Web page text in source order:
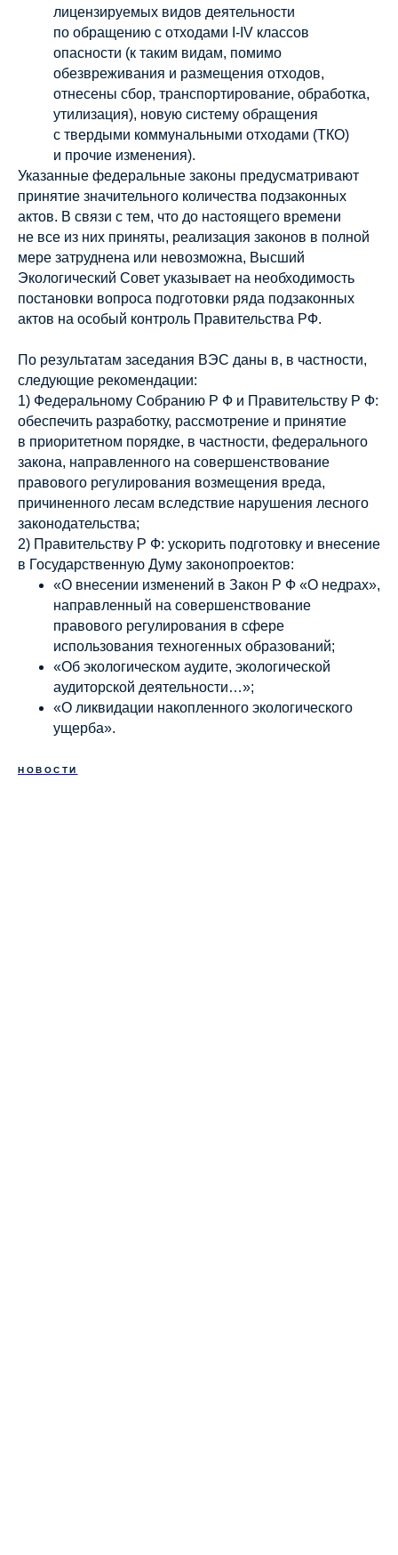
лицензируемых видов деятельности
по обращению с отходами I-IV классов
опасности (к таким видам, помимо
обезвреживания и размещения отходов,
отнесены сбор, транспортирование, обработка,
утилизация), новую систему обращения
с твердыми коммунальными отходами (ТКО)
и прочие изменения).
Указанные федеральные законы предусматривают
принятие значительного количества подзаконных
актов. В связи с тем, что до настоящего времени
не все из них приняты, реализация законов в полной
мере затруднена или невозможна, Высший
Экологический Совет указывает на необходимость
постановки вопроса подготовки ряда подзаконных
актов на особый контроль Правительства РФ.
По результатам заседания ВЭС даны в, в частности,
следующие рекомендации:
1) Федеральному Собранию Р Ф и Правительству Р Ф:
обеспечить разработку, рассмотрение и принятие
в приоритетном порядке, в частности, федерального
закона, направленного на совершенствование
правового регулирования возмещения вреда,
причиненного лесам вследствие нарушения лесного
законодательства;
2) Правительству Р Ф: ускорить подготовку и внесение
в Государственную Думу законопроектов:
«О внесении изменений в Закон Р Ф «О недрах»,
направленный на совершенствование
правового регулирования в сфере
использования техногенных образований;
«Об экологическом аудите, экологической
аудиторской деятельности…»;
«О ликвидации накопленного экологического
ущерба».
НОВОСТИ